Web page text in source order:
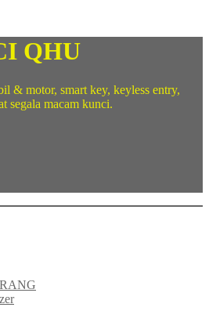
QHU
& motor, smart key, keyless entry,
segala macam kunci.